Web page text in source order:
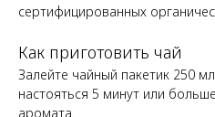
сертифицированных
Как приготовить чай
Залейте чайный пакетик 250
настояться 5 минут или
аромата.